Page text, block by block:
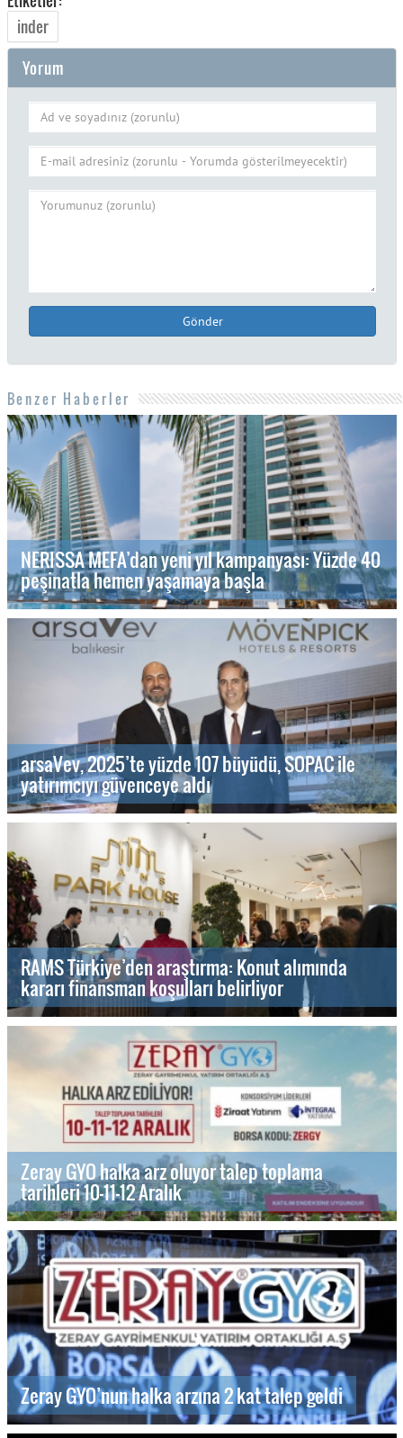
inder
Yorum
Gönder
Benzer Haberler
NERISSA MEFA’dan yeni yıl kampanyası: Yüzde 40
peşinatla hemen yaşamaya başla
arsaVev, 2025’te yüzde 107 büyüdü, SOPAC ile
yatırımcıyı güvenceye aldı
RAMS Türkiye’den araştırma: Konut alımında
kararı finansman koşulları belirliyor
Zeray GYO halka arz oluyor talep toplama
tarihleri 10-11-12 Aralık
Zeray GYO’nun halka arzına 2 kat talep geldi